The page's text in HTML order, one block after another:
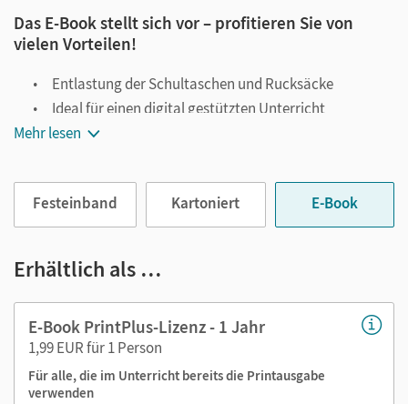
Das E-Book stellt sich vor – profitieren Sie von
vielen Vorteilen!
Entlastung der Schultaschen und Rucksäcke
Ideal für einen digital gestützten Unterricht
Notiz- und Markierungsmöglichkeit
Viele digitale Funktionen unterstützen das Lehren und
Lernen:
Notizen erstellen
Lesezeichen hinzufügen
Zoomen
Mehr lesen
Festeinband Kartoniert E-Book
Erhältlich als …
E-Book PrintPlus-Lizenz - 1 Jahr
1,99 EUR für 1 Person
Für alle, die im Unterricht bereits die Printausgabe
verwenden